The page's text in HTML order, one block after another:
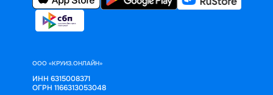
ООО «КРУИЗ.ОНЛАЙН»
ИНН 6315008371
ОГРН 1166313053048